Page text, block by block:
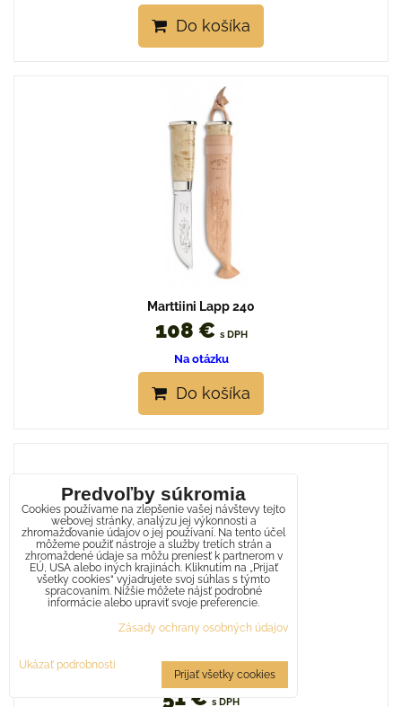
Do košíka
Marttiini Lapp 240
108 € s DPH
Na otázku
Do košíka
Marttiini MFK Rosewood Folding
51 € s DPH
Predvoľby súkromia
Cookies používame na zlepšenie vašej návštevy tejto
webovej stránky, analýzu jej výkonnosti a
zhromažďovanie údajov o jej používaní. Na tento účel
môžeme použiť nástroje a služby tretích strán a
zhromaždené údaje sa môžu preniesť k partnerom v
EÚ, USA alebo iných krajinách. Kliknutím na „Prijať
všetky cookies“ vyjadrujete svoj súhlas s týmto
spracovaním. Nižšie môžete nájsť podrobné
informácie alebo upraviť svoje preferencie.
Zásady ochrany osobných údajov
Ukázať podrobnosti
Prijať všetky cookies